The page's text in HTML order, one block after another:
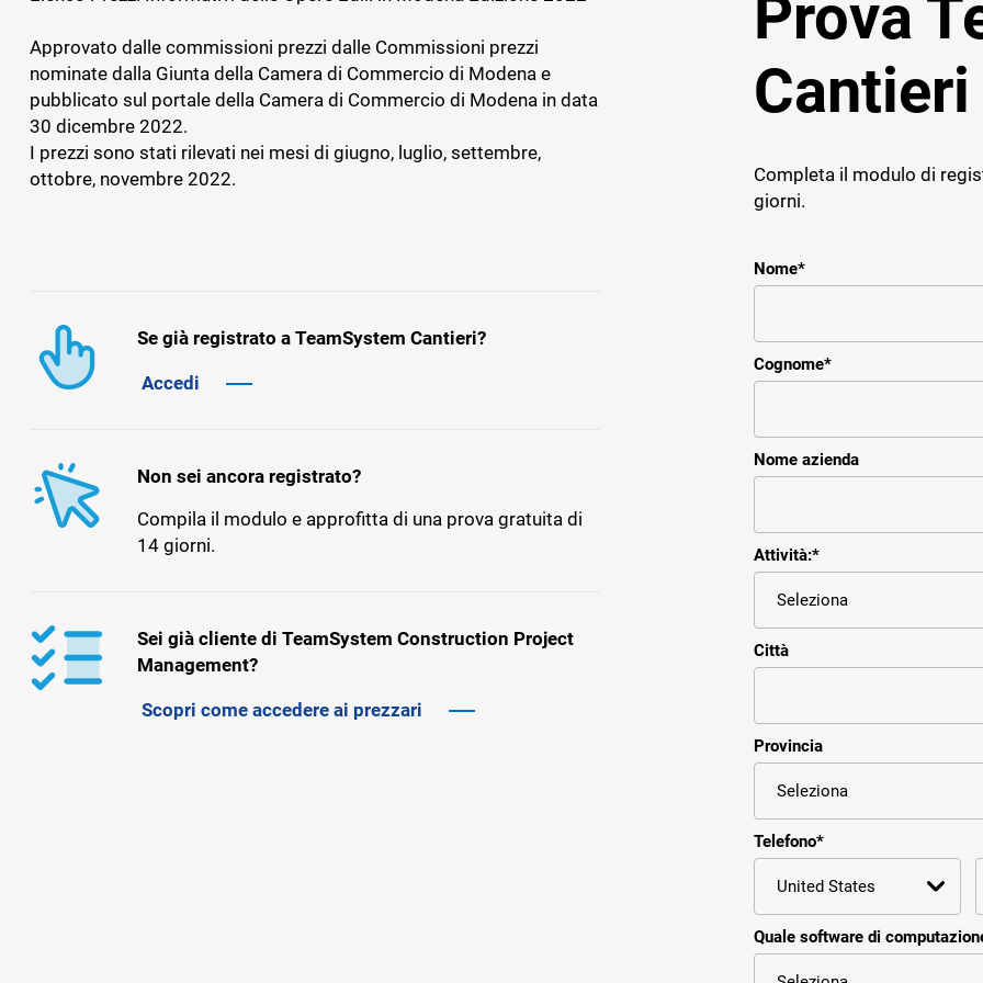
BADGE, ITP E SICUREZZA
TS Safety&Compliance
Sicurezza, compliance e badge digitale
GESTIONALE IMPRESE
Approvato dalle commissioni prezzi dalle Commissioni prezzi
nominate dalla Giunta della Camera di Commercio di Modena e
pubblicato sul portale della Camera di Commercio di Modena in data
30 dicembre 2022.
I prezzi sono stati rilevati nei mesi di giugno, luglio, settembre,
ottobre, novembre 2022.
Se già registrato a TeamSystem Cantieri?
Accedi
Non sei ancora registrato?
Compila il modulo e approfitta di una prova gratuita di
14 giorni.
Sei già cliente di TeamSystem Construction Project
Management?
Scopri come accedere ai prezzari
Prova
Cantieri
Completa il modulo di
giorni.
Nome*
Cognome*
Nome azienda
Attività:*
Città
Provincia
Telefono*
Quale software di